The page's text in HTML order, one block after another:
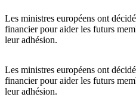
Les ministres européens ont
financier pour aider les futurs
leur adhésion.
Les ministres européens ont
financier pour aider les futurs
leur adhésion.